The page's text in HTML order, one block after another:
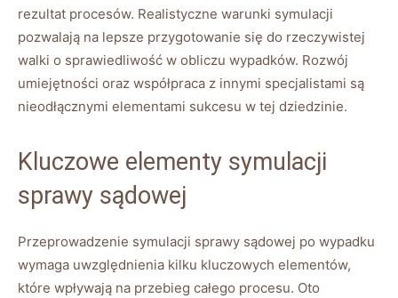
rezultat procesów. Realistyczne warunki symulacji
pozwalają na lepsze przygotowanie się do rzeczywistej
walki o sprawiedliwość w obliczu wypadków. Rozwój
umiejętności oraz współpraca z innymi specjalistami są
nieodłącznymi elementami sukcesu w tej dziedzinie.
Kluczowe elementy symulacji
sprawy sądowej
Przeprowadzenie symulacji sprawy sądowej po wypadku
wymaga uwzględnienia kilku kluczowych elementów,
które wpływają na przebieg całego procesu. Oto